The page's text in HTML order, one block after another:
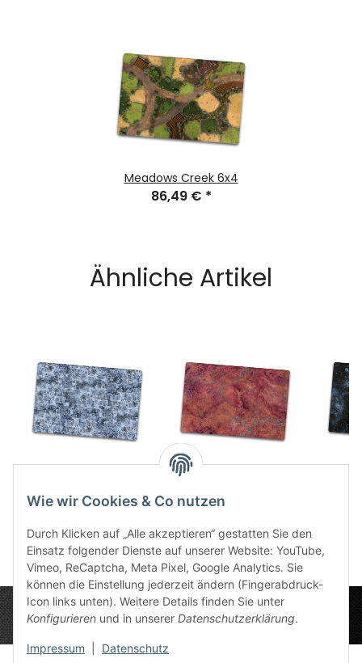
Meadows Creek 6x4
86,49 € *
Ähnliche Artikel
Winter Flames 6x4 Scarlet Planet 6x4
Wie wir Cookies & Co nutzen
Durch Klicken auf „Alle akzeptieren“ gestatten Sie den
Einsatz folgender Dienste auf unserer Website: YouTube,
Vimeo, ReCaptcha, Meta Pixel, Google Analytics. Sie
können die Einstellung jederzeit ändern (Fingerabdruck-
Icon links unten). Weitere Details finden Sie unter
Konfigurieren und in unserer Datenschutzerklärung.
Impressum Datenschutz